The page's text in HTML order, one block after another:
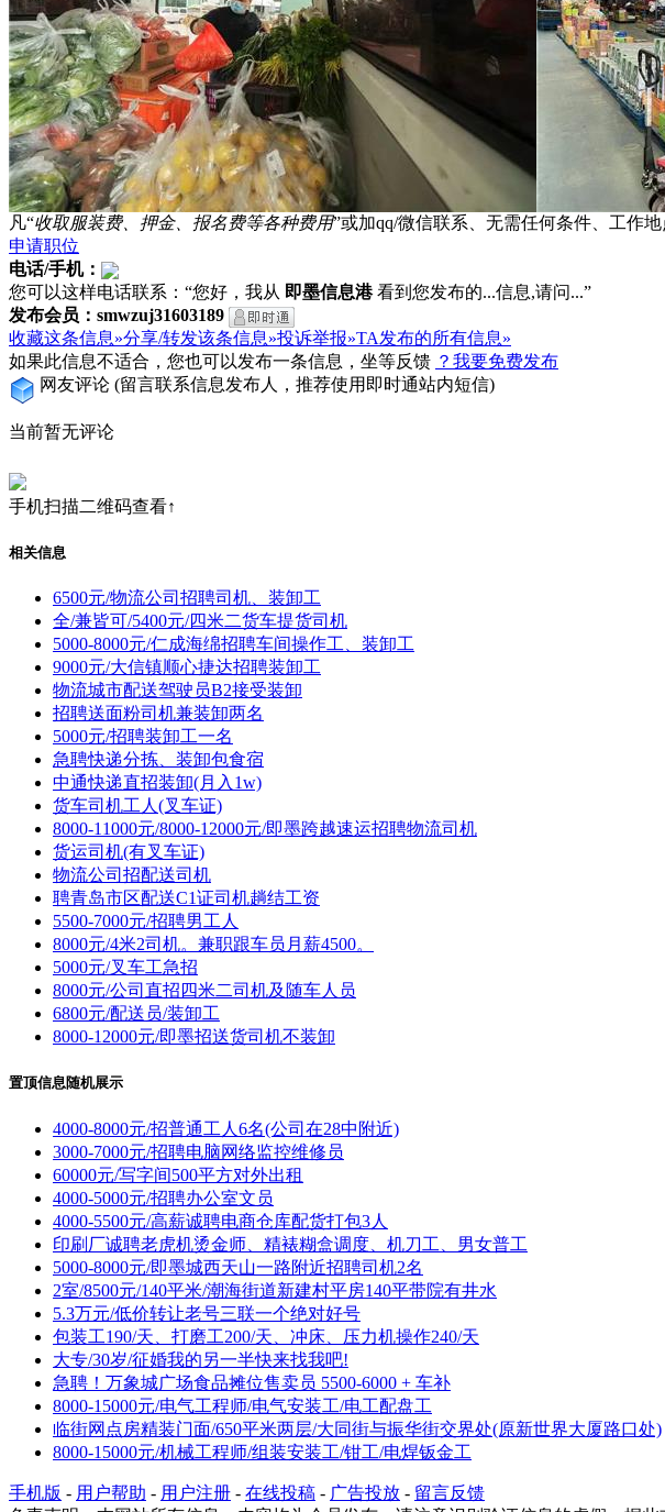
凡“收取服装费、押金、报名费等各种费用”或加qq/微信联系、无需任何条件、工作
申请职位
电话/手机：
您可以这样电话联系：“您好，我从 即墨信息港看到您发布的...信息,请问...”
发布会员：smwzuj31603189
收藏这条信息»分享/转发该条信息»投诉举报»TA发布的所有信息»
如果此信息不适合，您也可以发布一条信息，坐等反馈 ？我要免费发布
网友评论 (留言联系信息发布人，推荐使用即时通站内短信)
当前暂无评论
手机扫描二维码查看↑
相关信息
6500元/物流公司招聘司机、装卸工
全/兼皆可/5400元/四米二货车提货司机
5000-8000元/仁成海绵招聘车间操作工、装卸工
9000元/大信镇顺心捷达招聘装卸工
物流城市配送驾驶员B2接受装卸
招聘送面粉司机兼装卸两名
5000元/招聘装卸工一名
急聘快递分拣、装卸包食宿
中通快递直招装卸(月入1w)
货车司机工人(叉车证)
8000-11000元/8000-12000元/即墨跨越速运招聘物流司机
货运司机(有叉车证)
物流公司招配送司机
聘青岛市区配送C1证司机趟结工资
5500-7000元/招聘男工人
8000元/4米2司机。兼职跟车员月薪4500。
5000元/叉车工急招
8000元/公司直招四米二司机及随车人员
6800元/配送员/装卸工
8000-12000元/即墨招送货司机不装卸
置顶信息随机展示
4000-8000元/招普通工人6名(公司在28中附近)
3000-7000元/招聘电脑网络监控维修员
60000元/写字间500平方对外出租
4000-5000元/招聘办公室文员
4000-5500元/高薪诚聘电商仓库配货打包3人
印刷厂诚聘老虎机烫金师、精裱糊盒调度、机刀工、男女普工
5000-8000元/即墨城西天山一路附近招聘司机2名
2室/8500元/140平米/潮海街道新建村平房140平带院有井水
5.3万元/低价转让老号三联一个绝对好号
包装工190/天、打磨工200/天、冲床、压力机操作240/天
大专/30岁/征婚我的另一半快来找我吧!
急聘！万象城广场食品摊位售卖员 5500-6000 + 车补
8000-15000元/电气工程师/电气安装工/电工配盘工
临街网点房精装门面/650平米两层/大同街与振华街交界处(原新世界大厦路口处)
8000-15000元/机械工程师/组装安装工/钳工/电焊钣金工
手机版 - 用户帮助 - 用户注册 - 在线投稿 - 广告投放 - 留言反馈